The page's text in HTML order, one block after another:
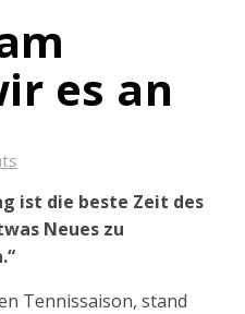
es an
ist die beste Zeit des
Neues zu
Tennissaison, stand